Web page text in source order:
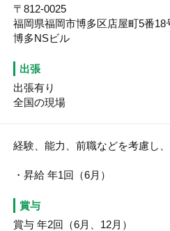
〒812-0025
福岡県福岡市博多区店屋町5番18
博多NSビル
出張
出張有り
全国の現場
経験、能力、前職などを考慮し
・昇給 年1回（6月）
賞与
賞与 年2回（6月、12月）